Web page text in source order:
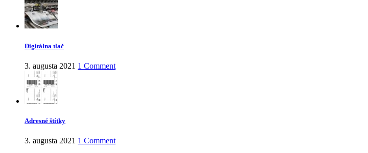
Digitálna tlač
3. augusta 2021 1 Comment
Adresné štítky
3. augusta 2021 1 Comment